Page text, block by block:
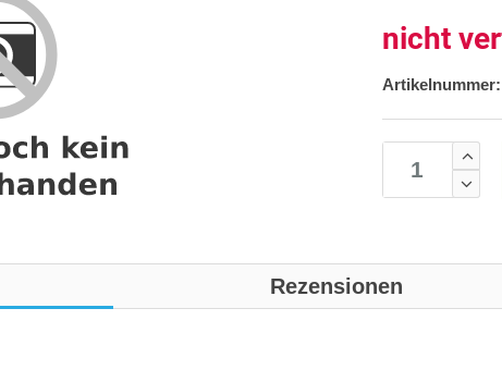
nicht
Artikelnummer:
Rezensionen